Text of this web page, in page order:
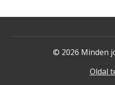
© 2026 Minden
Oldal